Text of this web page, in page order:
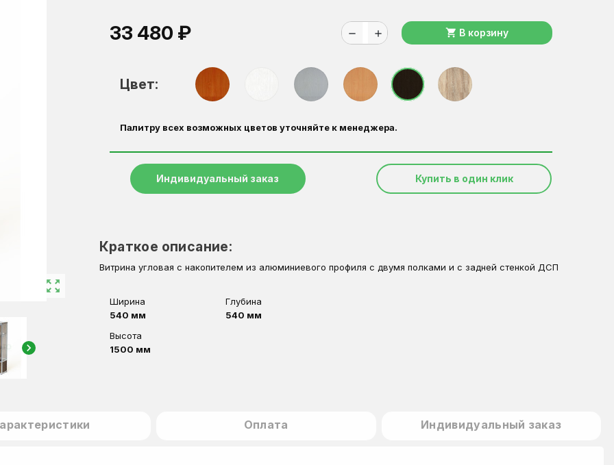
zoom_out_map
chevron_right
33 480 ₽ remove add shopping_cart В корзину
Цвет:
Палитру всех возможных цветов уточняйте к менеджера.
Индивидуальный заказ Купить в один клик
Краткое описание:
Витрина угловая с накопителем из алюминиевого профиля с двумя полками и с задней стенкой ДСП
Ширина
540 мм
Глубина
540 мм
Высота
1500 мм
Оплата Индивидуальный заказ